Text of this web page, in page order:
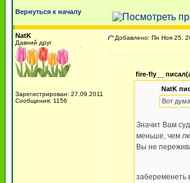
Вернуться к началу
NatK
Давний друг
Зарегистрирован: 27.09.2011
Сообщения: 1156
Добавлено: Пн Ноя 25,
fire-fly__
NatK
Вот
Значит Вам
меньше, чем
Вы не
забеременеть